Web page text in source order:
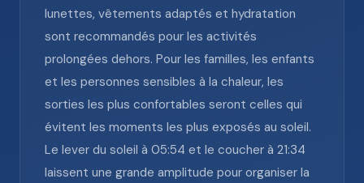
lunettes, vêtements adaptés et hydratation
sont recommandés pour les activités
prolongées dehors. Pour les familles, les enfants
et les personnes sensibles à la chaleur, les
sorties les plus confortables seront celles qui
évitent les moments les plus exposés au soleil.
Le lever du soleil à 05:54 et le coucher à 21:34
laissent une grande amplitude pour organiser la